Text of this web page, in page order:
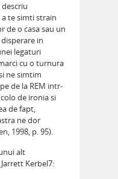
te simti strain
de o casa sau un
in
legaturi
cu o turnura
ne simtim
de la REM intr-
de ironia si
de fapt,
ne dor
1998, p. 95).
alt
Kerbel7: